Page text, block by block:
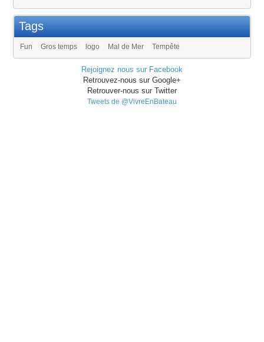
Tags
Fun Gros temps logo Mal de Mer Tempête
Rejoignez nous sur Facebook
Retrouvez-nous sur Google+
Retrouver-nous sur Twitter
Tweets de @VivreEnBateau